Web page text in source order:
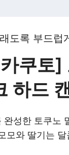
도록 부드럽
쿠토]
하드
성한 토쿠노
와 딸기는